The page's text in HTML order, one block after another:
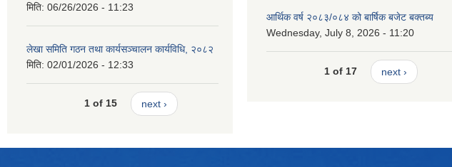
मिति: 06/26/2026 - 11:23
लेखा समिति गठन तथा कार्यसञ्चालन कार्यविधि, २०८२
मिति: 02/01/2026 - 12:33
1 of 15 next ›
आर्थिक वर्ष २०८३/०८४ को बार्षिक बजेट बक्तब्य
Wednesday, July 8, 2026 - 11:20
1 of 17 next ›